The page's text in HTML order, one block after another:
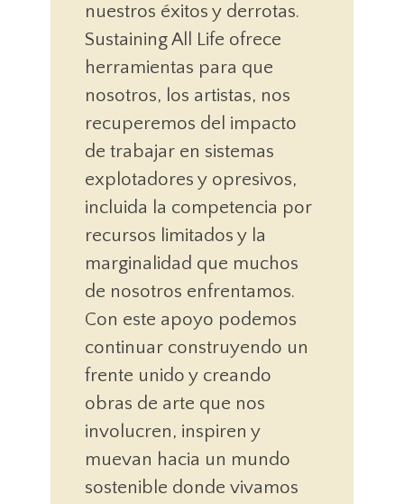
nuestros éxitos y derrotas.
Sustaining All Life ofrece
herramientas para que
nosotros, los artistas, nos
recuperemos del impacto
de trabajar en sistemas
explotadores y opresivos,
incluida la competencia por
recursos limitados y la
marginalidad que muchos
de nosotros enfrentamos.
Con este apoyo podemos
continuar construyendo un
frente unido y creando
obras de arte que nos
involucren, inspiren y
muevan hacia un mundo
sostenible donde vivamos